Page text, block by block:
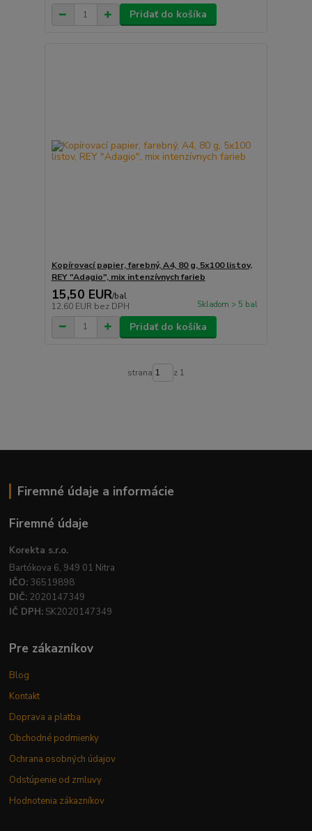
Pridať do košíka
Kopírovací papier, farebný, A4, 80 g, 5x100 listov,
REY "Adagio", mix intenzívnych farieb
15,50 EUR/bal
12,60 EUR bez DPH Skladom > 5 bal
Pridať do košíka
strana z 1
Firemné údaje a informácie
Firemné údaje
Korekta s.r.o.
Bartókova 6, 949 01 Nitra
IČO: 36519898
DIČ: 2020147349
IČ DPH: SK2020147349
Pre zákazníkov
Blog
Kontakt
Doprava a platba
Obchodné podmienky
Ochrana osobných údajov
Odstúpenie od zmluvy
Hodnotenia zákazníkov